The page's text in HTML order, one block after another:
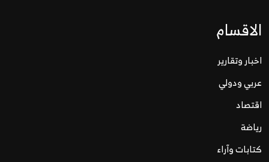
الاقسام
اخبار وتقارير
عربي ودولي
اقتصاد
رياضة
كتابات وآراء